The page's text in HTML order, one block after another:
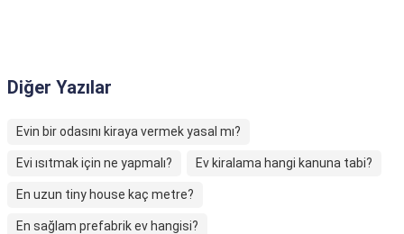
Diğer Yazılar
Evin bir odasını kiraya vermek yasal mı?
Evi ısıtmak için ne yapmalı? Ev kiralama hangi kanuna tabi?
En uzun tiny house kaç metre?
En sağlam prefabrik ev hangisi?